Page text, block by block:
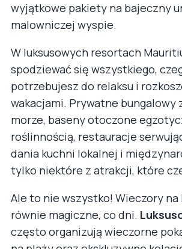
wyjątkowe pakiety na bajeczny
malowniczej wyspie.
W luksusowych resortach
spodziewać się wszystkiego,
potrzebujesz do relaksu i
wakacjami. Prywatne bungalowy
morze, baseny otoczone
roślinnością, restauracje
dania kuchni lokalnej i
tylko niektóre z atrakcji, które
Ale to nie wszystko! Wieczory na
równie magiczne, co dni.
często organizują wieczorne